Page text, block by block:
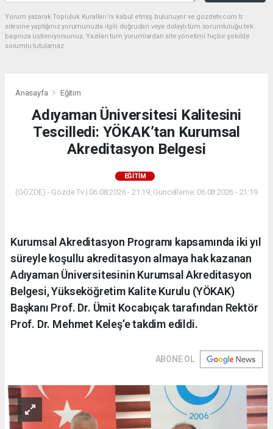
Yorum yazarak Topluluk Kuralları’nı kabul etmiş bulunuyor ve gozdetv.com.tr
sitesine yaptığınız yorumunuzla ilgili doğrudan veya dolaylı tüm sorumluluğu tek
başınıza üstleniyorsunuz. Yazılan tüm yorumlardan site yönetimi hiçbir şekilde
sorumlu tutulamaz.
Anasayfa Eğitim
Adıyaman Üniversitesi Kalitesini
Tescilledi: YÖKAK’tan Kurumsal
Akreditasyon Belgesi
EĞITIM
(GÖZDE) - Gözde Tv | 06.08.2026 - 21:19, Güncelleme: 06.08.2026 - 21:19
Kurumsal Akreditasyon Programı kapsamında iki yıl
süreyle koşullu akreditasyon almaya hak kazanan
Adıyaman Üniversitesinin Kurumsal Akreditasyon
Belgesi, Yükseköğretim Kalite Kurulu (YÖKAK)
Başkanı Prof. Dr. Ümit Kocabıçak tarafından Rektör
Prof. Dr. Mehmet Keleş’e takdim edildi.
ABONE OL